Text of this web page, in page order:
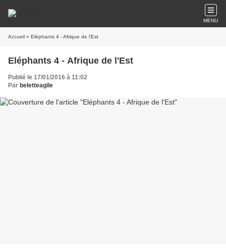
MENU
Accueil » Eléphants 4 - Afrique de l'Est
Eléphants 4 - Afrique de l'Est
Publié le 17/01/2016 à 11:02
Par beletteagile